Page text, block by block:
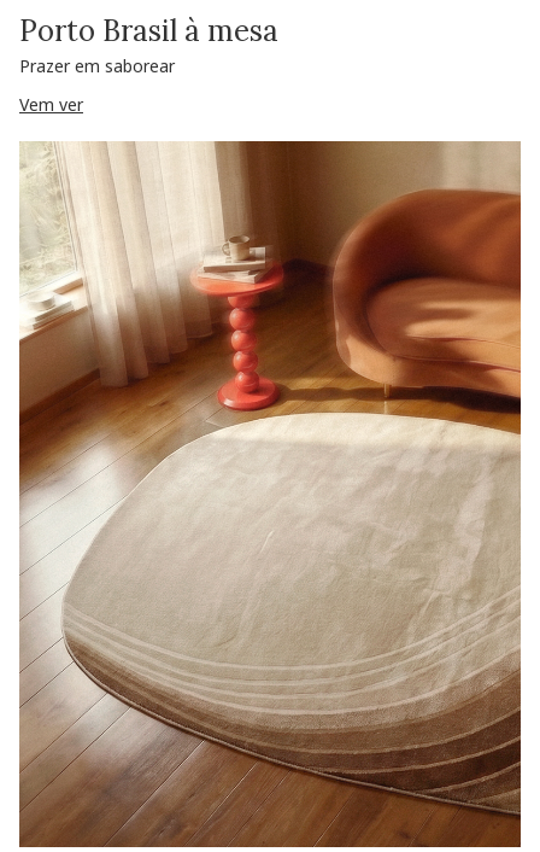
Porto Brasil à mesa
Prazer em saborear
Vem ver